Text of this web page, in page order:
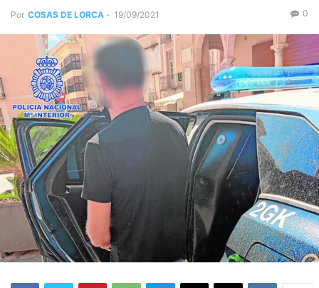
Por COSAS DE LORCA - 19/09/2021 0